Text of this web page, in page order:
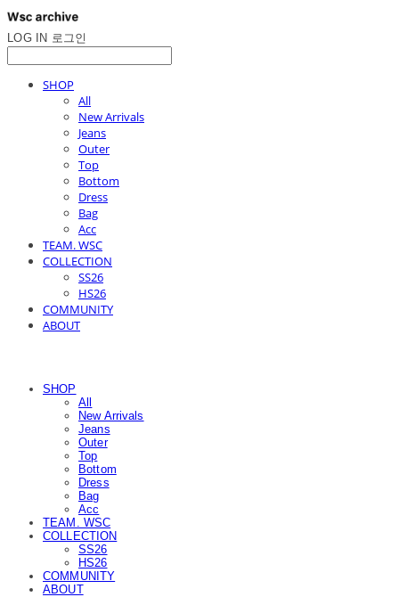
LOG IN 로그인
SHOP
All
New Arrivals
Jeans
Outer
Top
Bottom
Dress
Bag
Acc
TEAM. WSC
COLLECTION
SS26
HS26
COMMUNITY
ABOUT
SHOP
All
New Arrivals
Jeans
Outer
Top
Bottom
Dress
Bag
Acc
TEAM. WSC
COLLECTION
SS26
HS26
COMMUNITY
ABOUT